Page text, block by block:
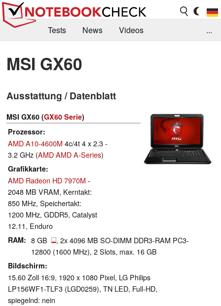
Tests News
Videos
Kaufberatung
Deals
Forum
...
MSI GX60
Ausstattung / Datenblatt
MSI GX60 (GX60 Serie)
Prozessor
AMD A10-4600M 4c/4t 4 x 2.3 -
3.2 GHz (AMD AMD A-Series)
Grafikkarte
AMD Radeon HD 7970M -
2048 MB VRAM, Kerntakt:
850 MHz, Speichertakt:
1200 MHz, GDDR5, Catalyst
12.11, Enduro
RAM 8 GB
, 2x 4096 MB SO-DIMM DDR3-RAM PC3-
12800 (1600 MHz), 2 Slots, max. 16 GB
Bildschirm
15.60 Zoll 16:9, 1920 x 1080 Pixel, LG Philips
LP156WF1-TLF3 (LGD0259), TN LED, Full-HD,
spiegelnd: nein